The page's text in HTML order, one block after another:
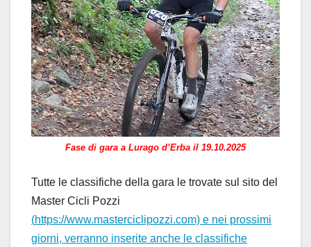
Fase di gara a Lurago d’Erba il 19.10.2025
Tutte le classifiche della gara le trovate sul sito del
Master Cicli Pozzi
(https://www.masterciclipozzi.com) e nei prossimi
giorni, verranno inserite anche le classifiche